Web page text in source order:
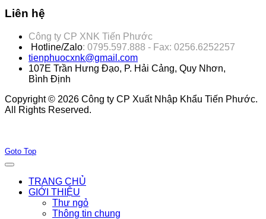
Liên hệ
Công ty CP XNK Tiến Phước
Hotline/Zalo: 0795.597.888 - Fax: 0256.6252257
tienphuocxnk@gmail.com
107E Trần Hưng Đạo, P. Hải Cảng, Quy Nhơn,
Bình Định
Copyright © 2026 Công ty CP Xuất Nhập Khẩu Tiến Phước.
All Rights Reserved.
Goto Top
TRANG CHỦ
GIỚI THIỆU
Thư ngỏ
Thông tin chung